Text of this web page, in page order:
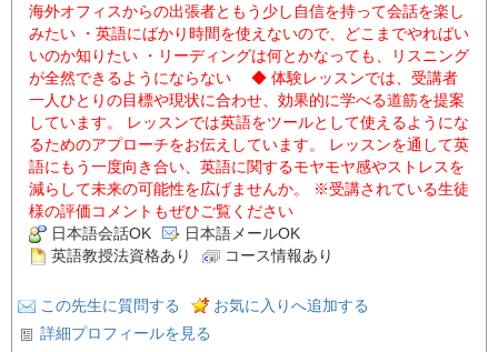
海外オフィスからの出張者ともう少し自信を持って会話を楽し
みたい ・英語にばかり時間を使えないので、どこまでやればい
いのか知りたい ・リーディングは何とかなっても、リスニング
が全然できるようにならない ◆ 体験レッスンでは、受講者
一人ひとりの目標や現状に合わせ、効果的に学べる道筋を提案
しています。 レッスンでは英語をツールとして使えるようにな
るためのアプローチをお伝えしています。 レッスンを通して英
語にもう一度向き合い、英語に関するモヤモヤ感やストレスを
減らして未来の可能性を広げませんか。 ※受講されている生徒
様の評価コメントもぜひご覧ください
日本語会話OK
日本語メールOK
英語教授法資格あり
コース情報あり
この先生に質問する
お気に入りへ追加する
詳細プロフィールを見る